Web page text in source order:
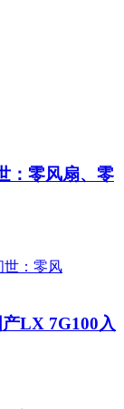
：零风扇、零
LX 7G100入